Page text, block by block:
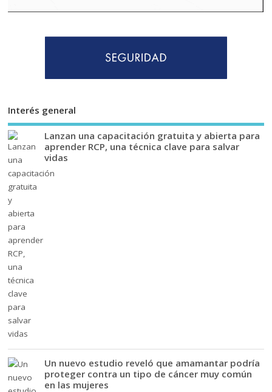
Interés general
Lanzan una capacitación gratuita y abierta para
aprender RCP, una técnica clave para salvar
vidas
Un nuevo estudio reveló que amamantar podría
proteger contra un tipo de cáncer muy común
en las mujeres